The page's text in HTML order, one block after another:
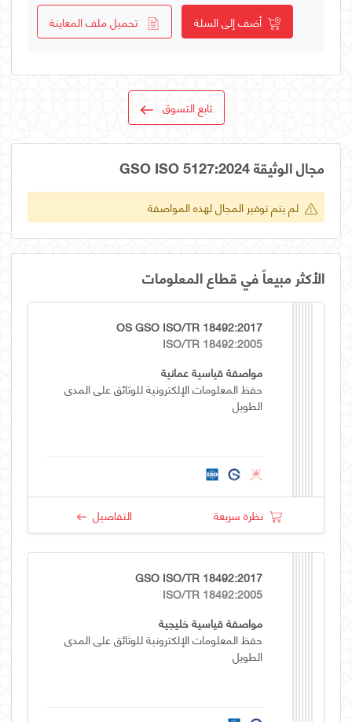
أضف إلى السلة تحميل ملف المعاينة
تابع التسوق
مجال الوثيقة GSO ISO 5127:2024
لم يتم توفير المجال لهذه المواصفة
الأكثر مبيعاً في قطاع المعلومات
OS GSO ISO/TR 18492:2017
ISO/TR 18492:2005
مواصفة قياسية عمانية
حفظ المعلومات الإلكترونية للوثائق على المدى
الطويل
نظرة سريعة التفاصيل
GSO ISO/TR 18492:2017
ISO/TR 18492:2005
مواصفة قياسية خليجية
حفظ المعلومات الإلكترونية للوثائق على المدى
الطويل